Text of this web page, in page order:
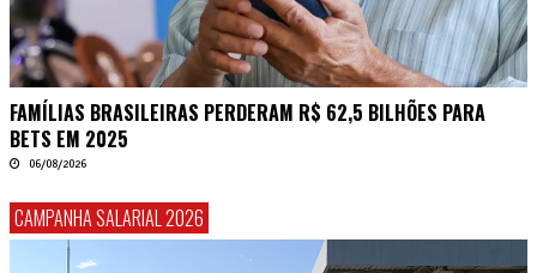
FAMÍLIAS BRASILEIRAS PERDERAM R$ 62,5 BILHÕES PARA
BETS EM 2025
06/08/2026
CAMPANHA SALARIAL 2026